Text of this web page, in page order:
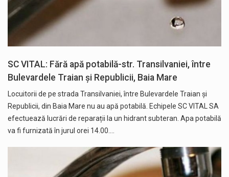
SC VITAL: Fără apă potabilă-str. Transilvaniei, între
Bulevardele Traian și Republicii, Baia Mare
Locuitorii de pe strada Transilvaniei, între Bulevardele Traian și
Republicii, din Baia Mare nu au apă potabilă. Echipele SC VITAL SA
efectuează lucrări de reparații la un hidrant subteran. Apa potabilă
va fi furnizată în jurul orei 14.00.…